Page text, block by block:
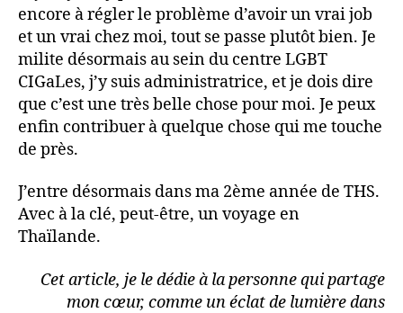
encore à régler le problème d’avoir un vrai job
et un vrai chez moi, tout se passe plutôt bien. Je
milite désormais au sein du centre LGBT
CIGaLes, j’y suis administratrice, et je dois dire
que c’est une très belle chose pour moi. Je peux
enfin contribuer à quelque chose qui me touche
de près.
J’entre désormais dans ma 2ème année de THS.
Avec à la clé, peut-être, un voyage en
Thaïlande.
Cet article, je le dédie à la personne qui partage
mon cœur, comme un éclat de lumière dans